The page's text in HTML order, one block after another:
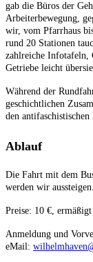
gab die Büros der
Arbeiterbewegung,
wir, vom Pfarrhaus
rund 20 Stationen
zahlreiche Infotafeln,
Getriebe leicht
Während der
geschichtlichen
den
Ablauf
Die Fahrt mit dem
werden wir
Preise: 10 €,
Anmeldung und
eMail: